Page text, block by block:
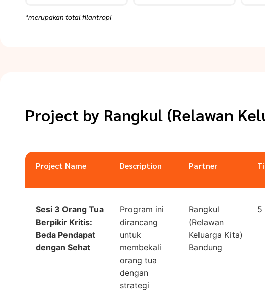
*merupakan total filantropi
Project by Rangkul (Relawan
Project Name Description Partner
Sesi 3 Orang Tua
Berpikir Kritis:
Beda Pendapat
dengan Sehat
Program ini
dirancang
untuk
membekali
orang tua
dengan
strategi
Rangkul
(Relawan
Keluarga Kita)
Bandung
5